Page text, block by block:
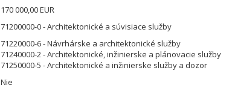
170 000,00 EUR
71200000-0 - Architektonické a súvisiace služby
71220000-6 - Návrhárske a architektonické služby
71240000-2 - Architektonické, inžinierske a plánovacie služby
71250000-5 - Architektonické a inžinierske služby a dozor
Nie